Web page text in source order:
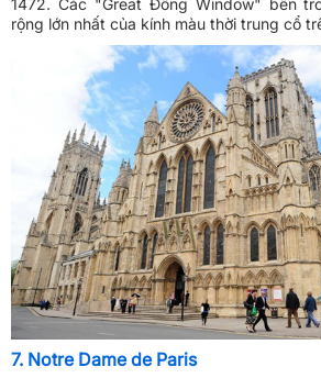
1472. Các "Great Đông Window" bên
rộng lớn nhất của kính màu thời trung cổ
7. Notre Dame de Paris